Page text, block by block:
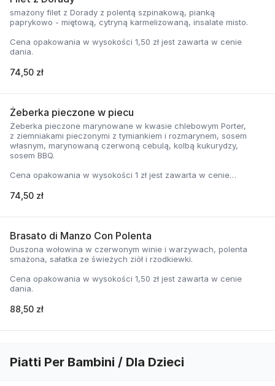
smażony filet z Dorady z polentą szpinakową, pianką
paprykowo - miętową, cytryną karmelizowaną, insalate misto.
Cena opakowania w wysokości 1,50 zł jest zawarta w cenie
dania.
74,50 zł
Żeberka pieczone w piecu
Żeberka pieczone marynowane w kwasie chlebowym Porter,
z ziemniakami pieczonymi z tymiankiem i rozmarynem, sosem
własnym, marynowaną czerwoną cebulą, kolbą kukurydzy,
sosem BBQ.
Cena opakowania w wysokości 1 zł jest zawarta w cenie
74,50 zł
Brasato di Manzo Con Polenta
Duszona wołowina w czerwonym winie i warzywach, polenta
smażona, sałatka ze świeżych ziół i rzodkiewki.
Cena opakowania w wysokości 1,50 zł jest zawarta w cenie
dania.
88,50 zł
Piatti Per Bambini / Dla Dzieci